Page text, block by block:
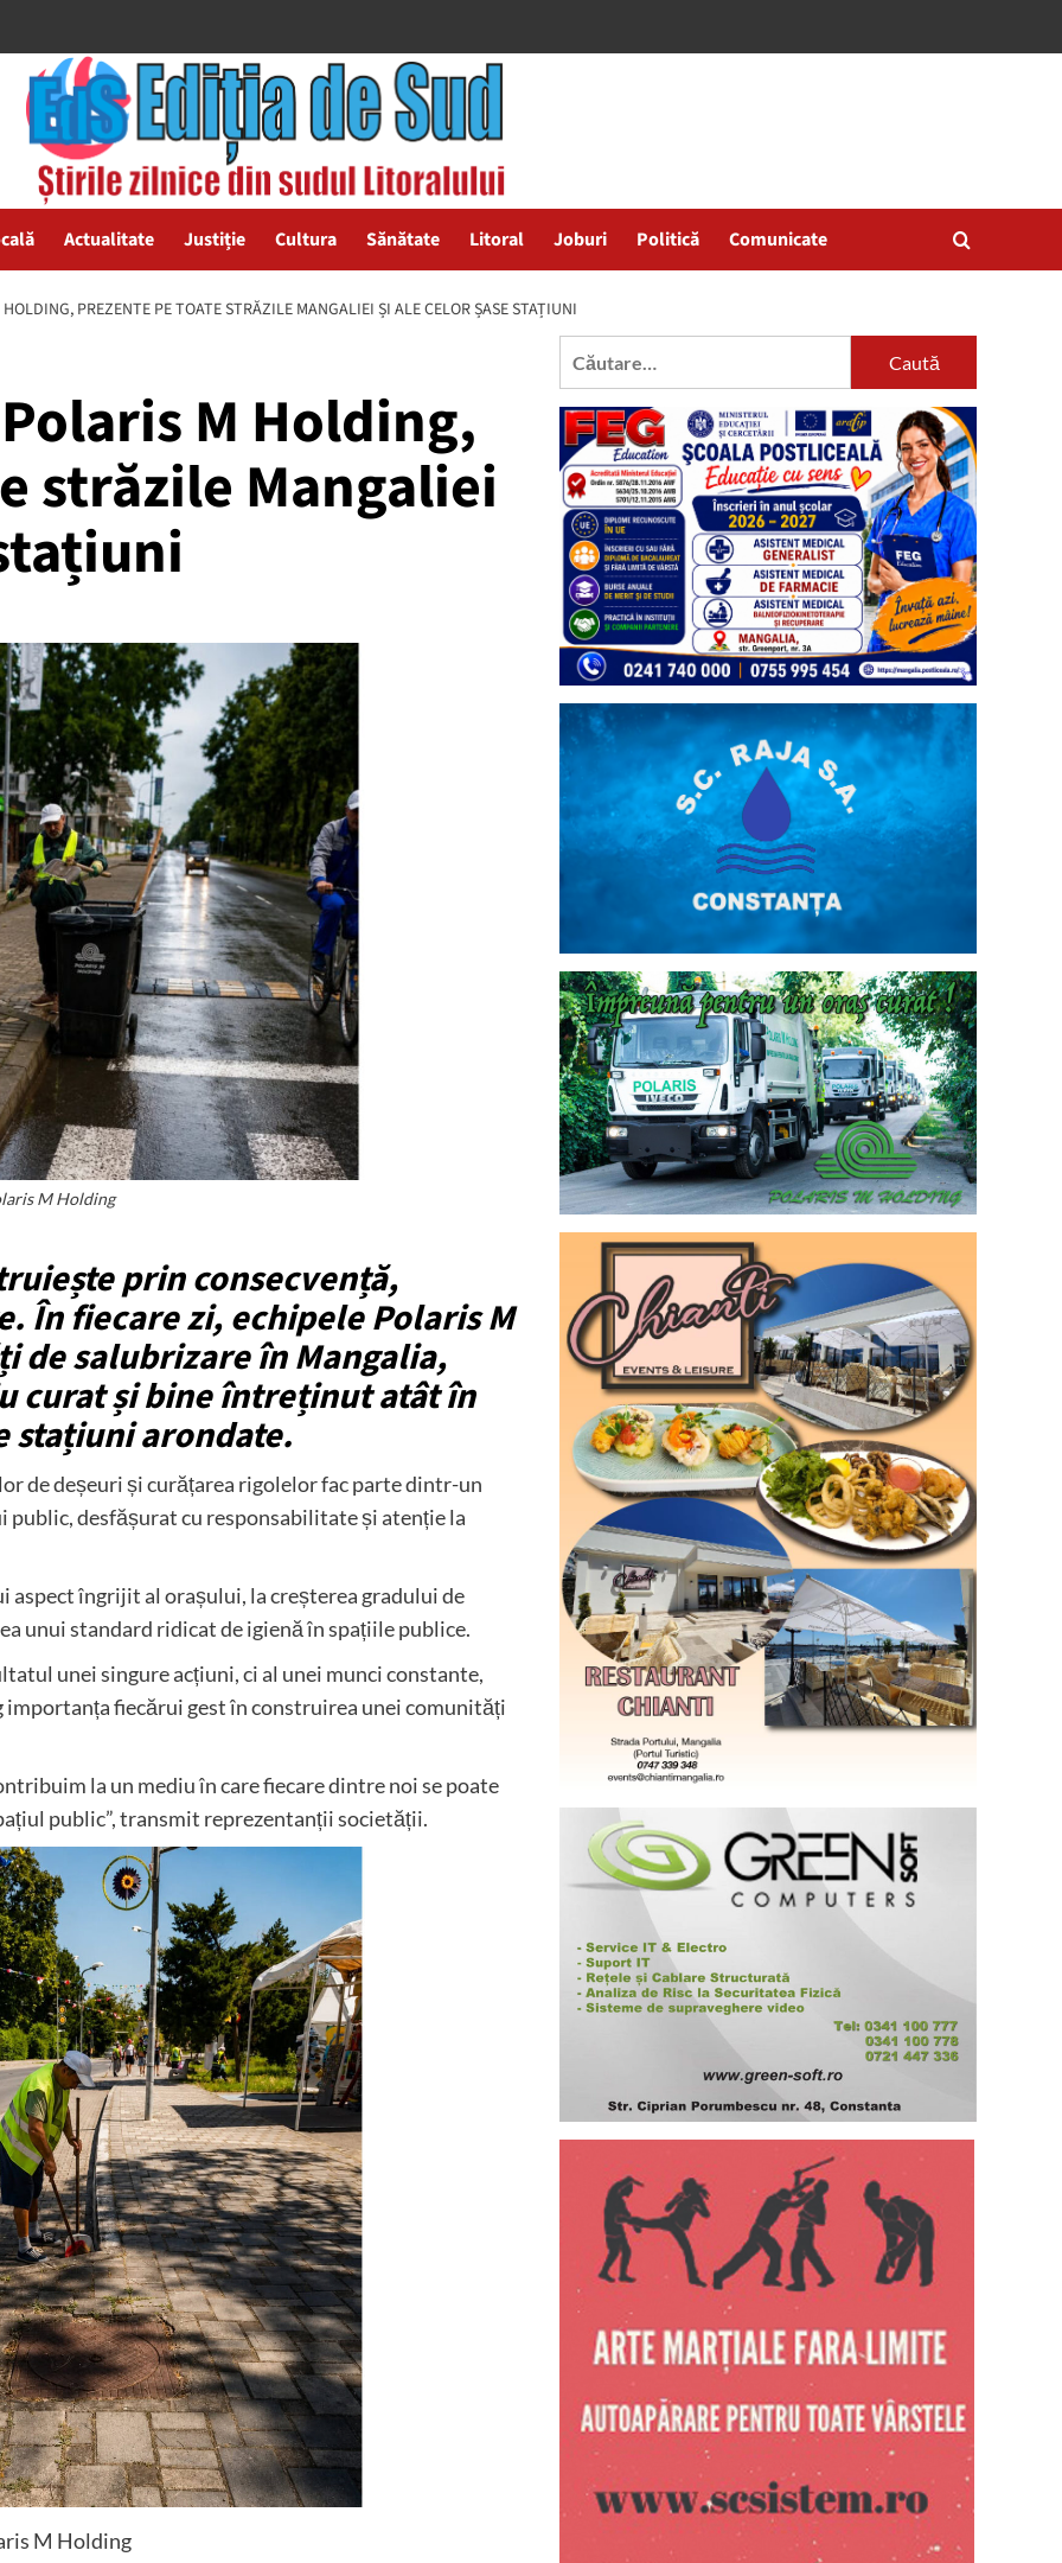
Actualitate Justiție Cultura Sănătate Litoral Joburi Politică Comunicate
PREZENTE PE TOATE STRĂZILE MANGALIEI ȘI ALE CELOR ȘASE STAȚIUNI
M Holding,
străzile Mangaliei
M Holding
prin consecvență,
În fiecare zi, echipele Polaris M
de salubrizare în Mangalia,
curat și bine întreținut atât în
stațiuni arondate.
de deșeuri și curățarea rigolelor fac parte dintr-un
desfășurat cu responsabilitate și atenție la
aspect îngrijit al orașului, la creșterea gradului de
unui standard ridicat de igienă în spațiile publice.
unei singure acțiuni, ci al unei munci constante,
importanța fiecărui gest în construirea unei comunități
la un mediu în care fiecare dintre noi se poate
public”, transmit reprezentanții societății.
M Holding
Caută